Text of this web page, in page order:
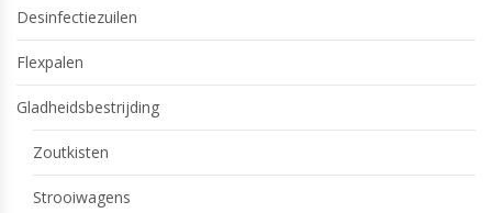
Desinfectiezuilen
Flexpalen
Gladheidsbestrijding
Zoutkisten
Strooiwagens